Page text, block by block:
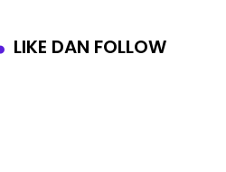
LIKE DAN FOLLOW